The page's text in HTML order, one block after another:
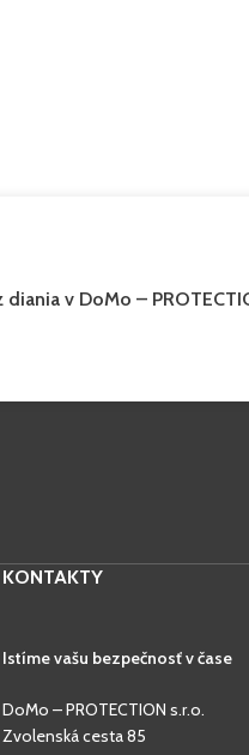
diania v DoMo –
KONTAKTY
Istíme vašu bezpečnosť v čase
DoMo – PROTECTION s.r.o.
Zvolenská cesta 85